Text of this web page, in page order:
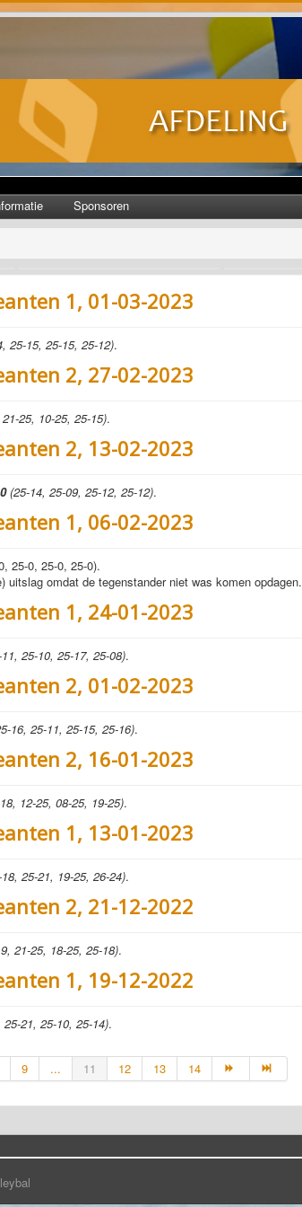
Sponsoren
1, 01-03-2023
25-15, 25-15, 25-12).
2, 27-02-2023
25, 10-25, 25-15).
2, 13-02-2023
(25-14, 25-09, 25-12, 25-12).
1, 06-02-2023
25-0, 25-0, 25-0).
uitslag omdat de tegenstander niet was komen opdagen.
1, 24-01-2023
25-10, 25-17, 25-08).
2, 01-02-2023
16, 25-11, 25-15, 25-16).
2, 16-01-2023
12-25, 08-25, 19-25).
1, 13-01-2023
25-21, 19-25, 26-24).
2, 21-12-2022
21-25, 18-25, 25-18).
1, 19-12-2022
21, 25-10, 25-14).
9 ... 11 12 13 14